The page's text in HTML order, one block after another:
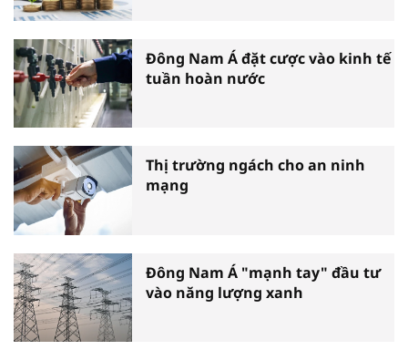
Đông Nam Á đặt cược vào kinh tế
tuần hoàn nước
Thị trường ngách cho an ninh
mạng
Đông Nam Á "mạnh tay" đầu tư
vào năng lượng xanh